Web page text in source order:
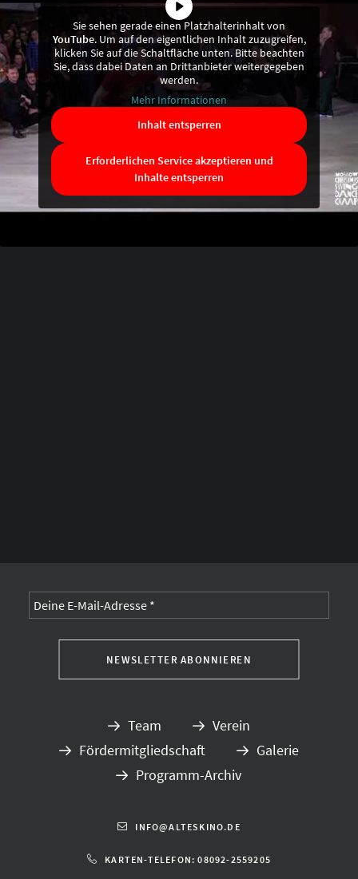
Sie sehen gerade einen Platzhalterinhalt von
YouTube. Um auf den eigentlichen Inhalt zuzugreifen,
klicken Sie auf die Schaltfläche unten. Bitte beachten
Sie, dass dabei Daten an Drittanbieter weitergegeben
werden.
Mehr Informationen
Inhalt entsperren
Erforderlichen Service akzeptieren und
Inhalte entsperren
Team
Verein
Fördermitgliedschaft
Galerie
Programm-Archiv
INFO@ALTESKINO.DE
KARTEN-TELEFON: 08092-2559205